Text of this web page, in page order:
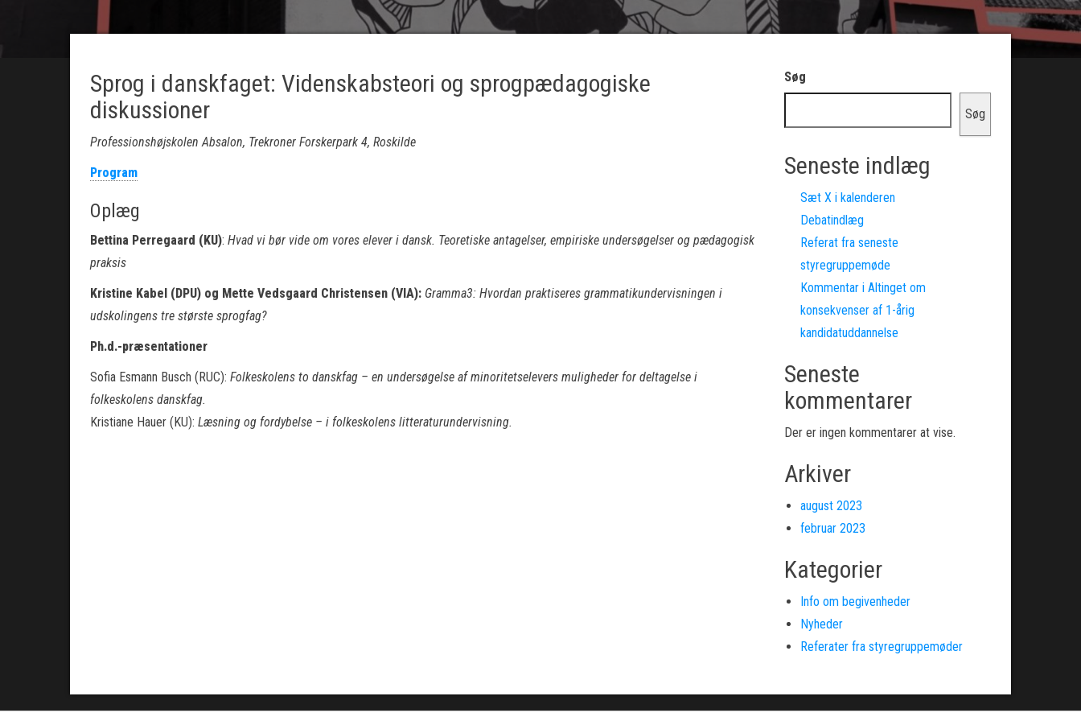
Sprog i danskfaget: Videnskabsteori og sprogpædagogiske
diskussioner
Professionshøjskolen Absalon, Trekroner Forskerpark 4, Roskilde
Program
Oplæg
Bettina Perregaard (KU): Hvad vi bør vide om vores elever i dansk. Teoretiske antagelser, empiriske undersøgelser og pædagogisk
praksis
Kristine Kabel (DPU) og Mette Vedsgaard Christensen (VIA): Gramma3: Hvordan praktiseres grammatikundervisningen i
udskolingens tre største sprogfag?
Ph.d.-præsentationer
Sofia Esmann Busch (RUC): Folkeskolens to danskfag – en undersøgelse af minoritetselevers muligheder for deltagelse i
folkeskolens danskfag.
Kristiane Hauer (KU): Læsning og fordybelse – i folkeskolens litteraturundervisning.
Søg
Søg
Seneste indlæg
Sæt X i kalenderen
Debatindlæg
Referat fra seneste
styregruppemøde
Kommentar i Altinget om
konsekvenser af 1-årig
kandidatuddannelse
Seneste
kommentarer
Der er ingen kommentarer at vise.
Arkiver
august 2023
februar 2023
Kategorier
Info om begivenheder
Nyheder
Referater fra styregruppemøder